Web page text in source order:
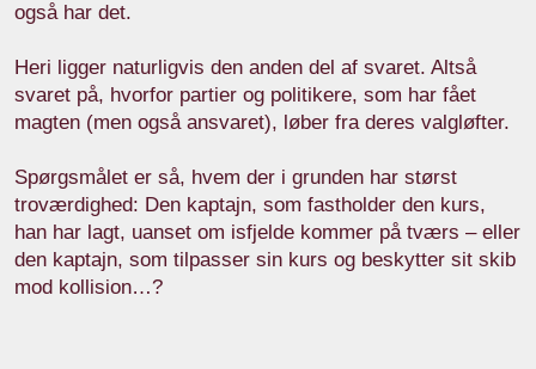
også har det.
Heri ligger naturligvis den anden del af svaret. Altså
svaret på, hvorfor partier og politikere, som har fået
magten (men også ansvaret), løber fra deres valgløfter.
Spørgsmålet er så, hvem der i grunden har størst
troværdighed: Den kaptajn, som fastholder den kurs,
han har lagt, uanset om isfjelde kommer på tværs – eller
den kaptajn, som tilpasser sin kurs og beskytter sit skib
mod kollision…?